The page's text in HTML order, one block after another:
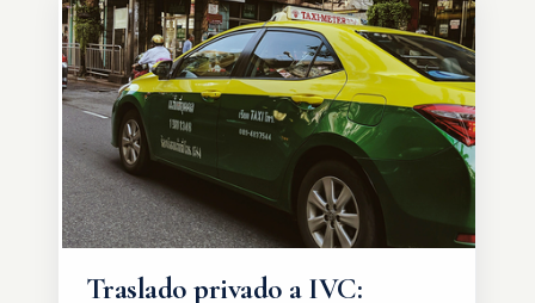
Traslado privado a IVC: